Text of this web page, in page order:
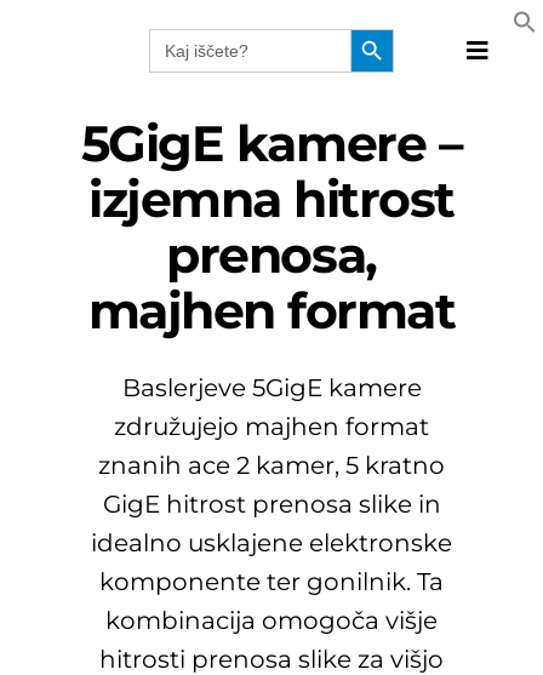
Search
for:
Search Button
Toggle
5GigE kamere –
izjemna hitrost
prenosa,
majhen format
Baslerjeve 5GigE kamere
združujejo majhen format
znanih ace 2 kamer, 5 kratno
GigE hitrost prenosa slike in
idealno usklajene elektronske
komponente ter gonilnik. Ta
kombinacija omogoča višje
hitrosti prenosa slike za višjo